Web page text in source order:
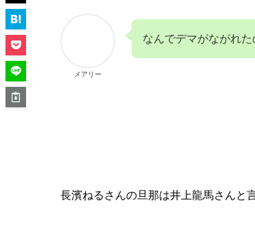
メアリー
なんでデマがながれ
長濱ねるさんの旦那は井上龍馬さんと